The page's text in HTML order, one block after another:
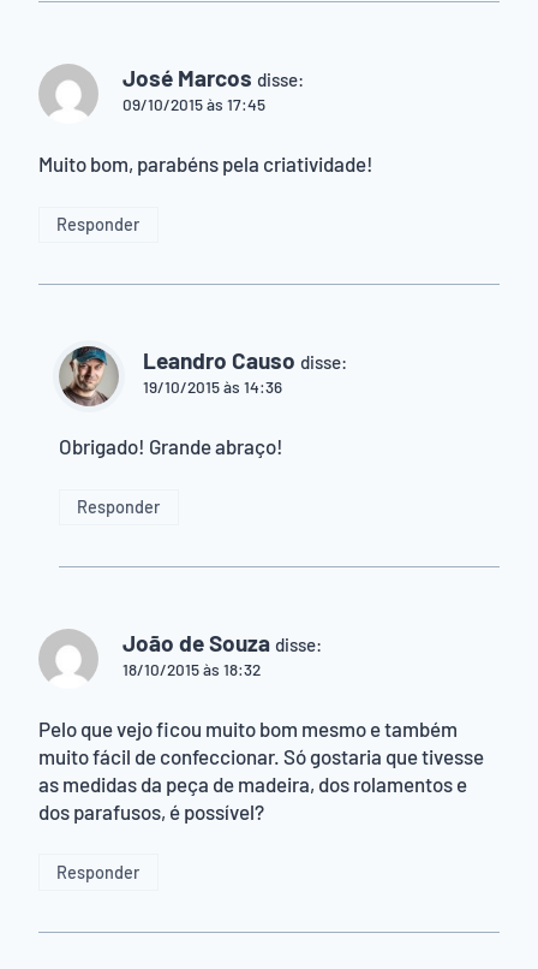
José Marcos disse:
09/10/2015 às 17:45
Muito bom, parabéns pela criatividade!
Responder
Leandro Causo disse:
19/10/2015 às 14:36
Obrigado! Grande abraço!
Responder
João de Souza disse:
18/10/2015 às 18:32
Pelo que vejo ficou muito bom mesmo e também
muito fácil de confeccionar. Só gostaria que tivesse
as medidas da peça de madeira, dos rolamentos e
dos parafusos, é possível?
Responder